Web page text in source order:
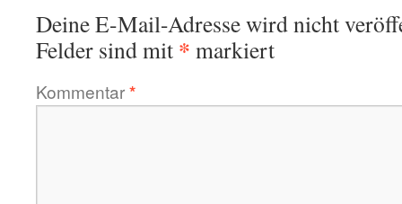
Deine E-Mail-Adresse wird nicht
Felder sind mit * markiert
Kommentar*